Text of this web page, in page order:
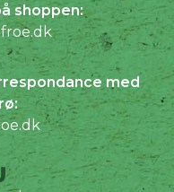
shoppen:
med